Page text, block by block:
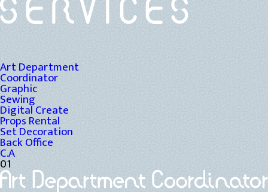
Art Department
Coordinator
Graphic
Sewing
Digital Create
Props Rental
Set Decoration
Back Office
C.A
01